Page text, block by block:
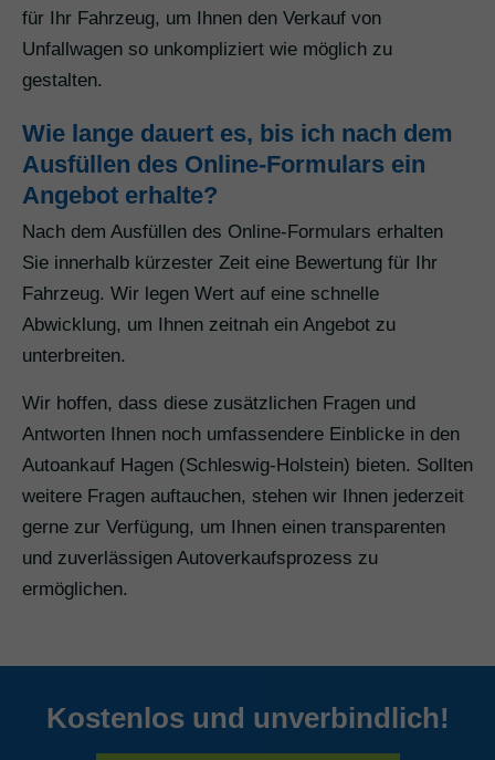
für Ihr Fahrzeug, um Ihnen den Verkauf von
Unfallwagen so unkompliziert wie möglich zu
gestalten.
Wie lange dauert es, bis ich nach dem
Ausfüllen des Online-Formulars ein
Angebot erhalte?
Nach dem Ausfüllen des Online-Formulars erhalten
Sie innerhalb kürzester Zeit eine Bewertung für Ihr
Fahrzeug. Wir legen Wert auf eine schnelle
Abwicklung, um Ihnen zeitnah ein Angebot zu
unterbreiten.
Wir hoffen, dass diese zusätzlichen Fragen und
Antworten Ihnen noch umfassendere Einblicke in den
Autoankauf Hagen (Schleswig-Holstein) bieten. Sollten
weitere Fragen auftauchen, stehen wir Ihnen jederzeit
gerne zur Verfügung, um Ihnen einen transparenten
und zuverlässigen Autoverkaufsprozess zu
ermöglichen.
Kostenlos und unverbindlich!